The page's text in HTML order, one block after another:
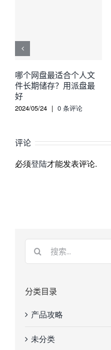
哪个网盘最适合个人文
件长期储存？用派盘最
好
2024/05/24 | 0 条评论
评论
必须登陆才能发表评论.
分类目录
产品攻略
未分类